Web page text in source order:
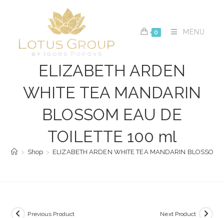
0 MENU
ELIZABETH ARDEN
WHITE TEA MANDARIN
BLOSSOM EAU DE
TOILETTE 100 ml
> Shop > ELIZABETH ARDEN WHITE TEA MANDARIN BLOSSOM
Previous Product Next Product